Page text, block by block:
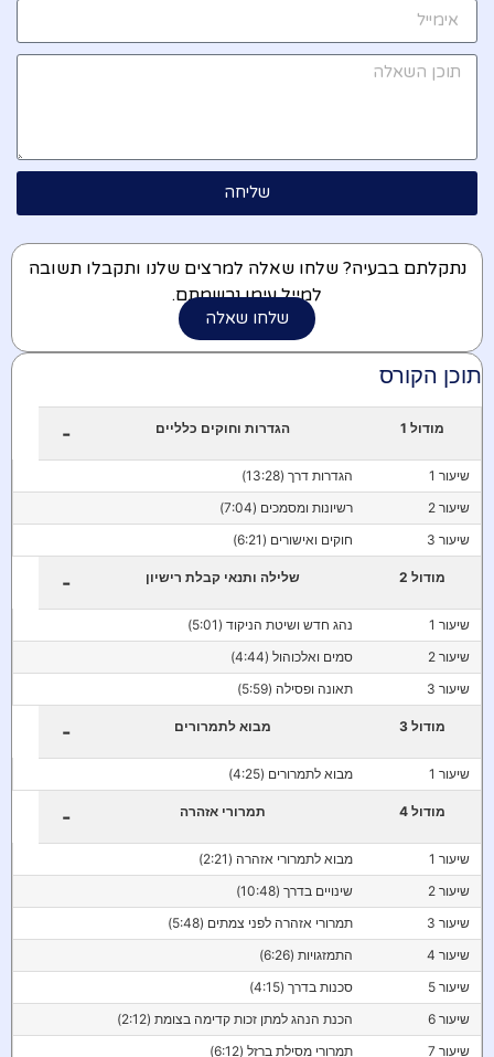
שליחה
נתקלתם בבעיה? שלחו שאלה למרצים שלנו ותקבלו תשובה
למייל עימו נרשמתם.
שלחו שאלה
תוכן הקורס
מודול 1 הגדרות וחוקים כלליים -
שיעור 1
הגדרות דרך (13:28)
שיעור 2
רשיונות ומסמכים (7:04)
שיעור 3
חוקים ואישורים (6:21)
מודול 2 שלילה ותנאי קבלת רישיון -
שיעור 1
נהג חדש ושיטת הניקוד (5:01)
שיעור 2
סמים ואלכוהול (4:44)
שיעור 3
תאונה ופסילה (5:59)
מודול 3 מבוא לתמרורים -
שיעור 1 מבוא לתמרורים (4:25)
מודול 4 תמרורי אזהרה -
שיעור 1
מבוא לתמרורי אזהרה (2:21)
שיעור 2
שינויים בדרך (10:48)
שיעור 3
תמרורי אזהרה לפני צמתים (5:48)
שיעור 4
התמזגויות (6:26)
שיעור 5
סכנות בדרך (4:15)
שיעור 6
הכנת הנהג למתן זכות קדימה בצומת (2:12)
שיעור 7
תמרורי מסילת ברזל (6:12)